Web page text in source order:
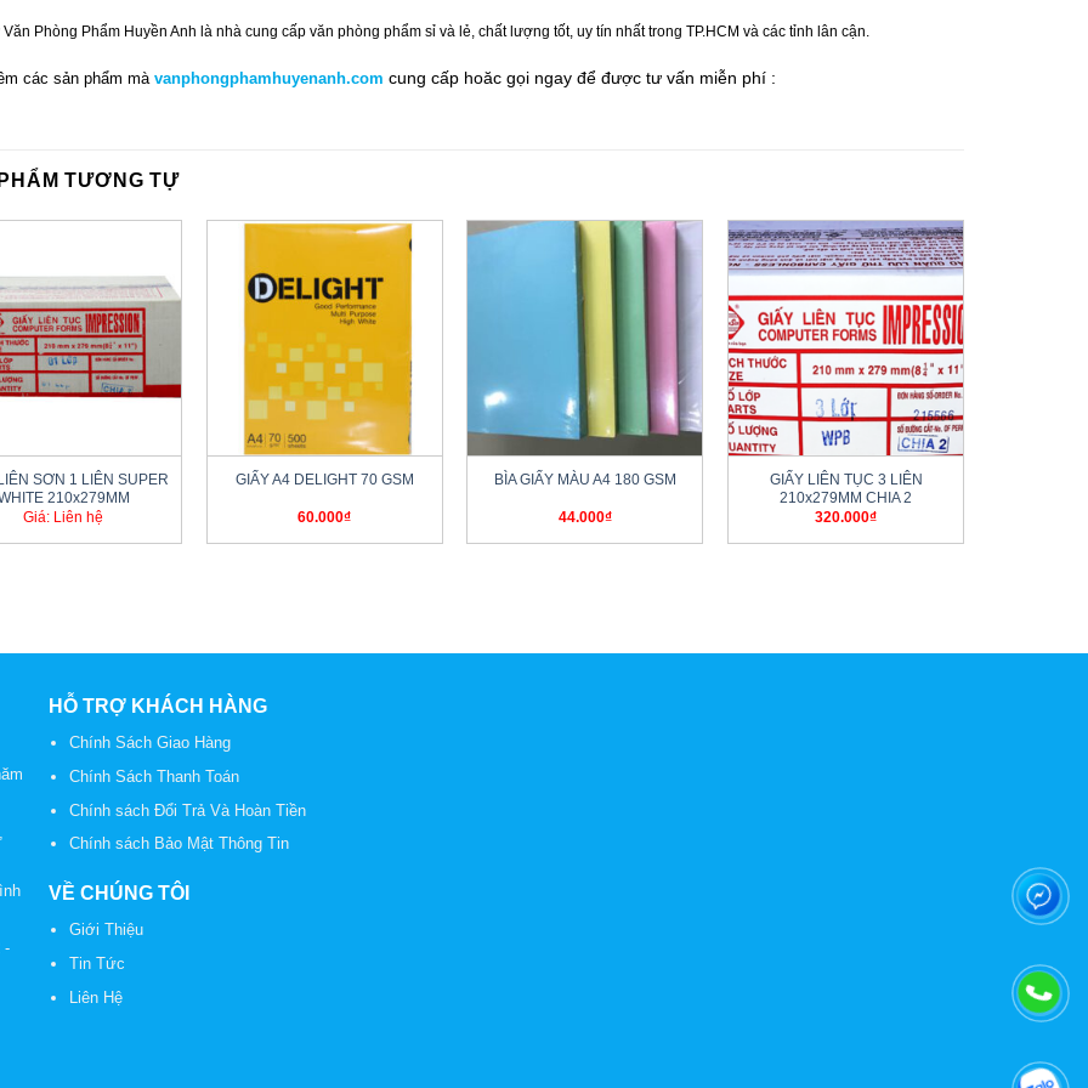
Văn Phòng Phẩm Huyền Anh là nhà cung cấp văn phòng phẩm sỉ và lẻ, chất lượng tốt, uy tín nhất trong TP.HCM và các tỉnh lân cận.
các sản phẩm mà vanphongphamhuyenanh.com cung cấp hoăc gọi ngay để được tư vấn miễn phí :
TƯƠNG TỰ
SƠN 1 LIÊN SUPER
210x279MM
Giá: Liên hệ
GIẤY A4 DELIGHT 70 GSM
60.000₫
+
BÌA GIẤY MÀU A4 180 GSM
44.000₫
+
GIẤY LIÊN TỤC 3 LIÊN
210x279MM CHIA 2
320.000₫
-
HỖ TRỢ KHÁCH HÀNG
Chính Sách Giao Hàng
Chính Sách Thanh Toán
Chính sách Đổi Trả Và Hoàn Tiền
Chính sách Bảo Mật Thông Tin
VỀ CHÚNG TÔI
Giới Thiệu
Tin Tức
Liên Hệ